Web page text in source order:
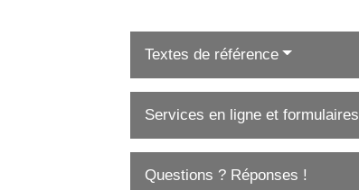
Textes de référence
Services en ligne et formulaires
Questions ? Réponses !